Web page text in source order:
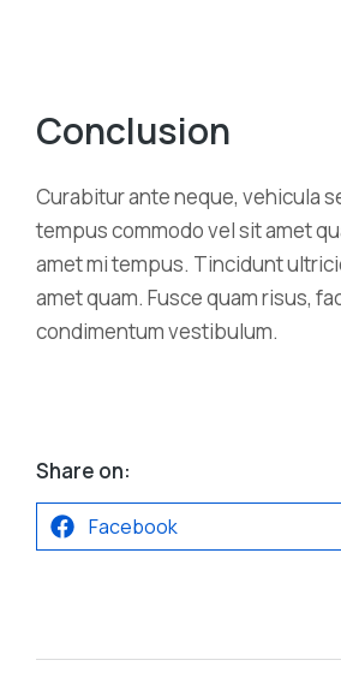
Conclusion
Curabitur ante neque, vehicula
tempus commodo vel sit amet
amet mi tempus. Tincidunt
amet quam. Fusce quam risus,
condimentum vestibulum.
Share on:
Facebook
ipsum
enero 10,